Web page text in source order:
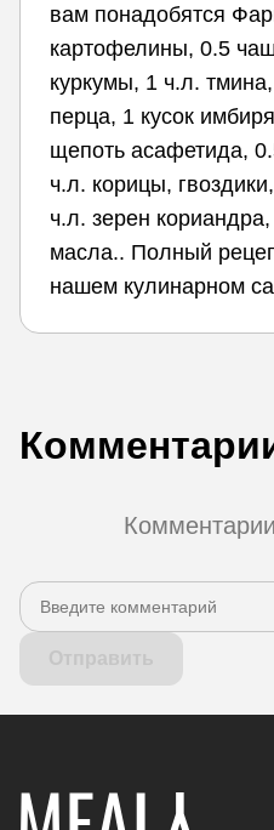
вам понадобятся
картофелины, 0.5
куркумы, 1 ч.л.
перца, 1 кусок
щепоть асафетида,
ч.л. корицы,
ч.л. зерен
масла.. Полный
нашем кулинарном